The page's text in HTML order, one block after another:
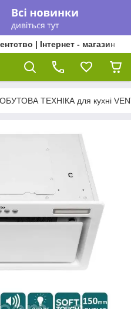
| Інтернет - магазин
ТЕХНІКА для кухні